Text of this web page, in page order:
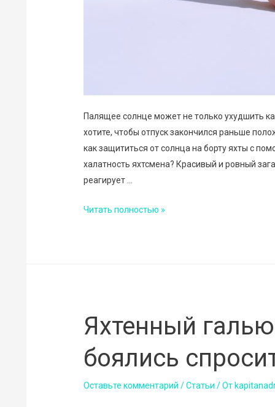
Палящее солнце может не только ухудшить
хотите, чтобы отпуск закончился раньше
как защититься от солнца на борту яхты с
халатность яхтсмена? Красивый и ровный
реагирует …
Защита
комфортным
и
безопасным
Читать полностью »
Яхтенный
боялись
Оставьте комментарий /Статьи / От